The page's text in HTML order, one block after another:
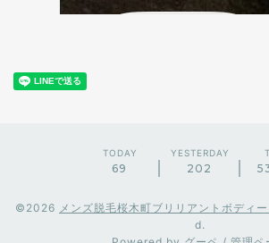
TODAY
69
YESTERDAY
202
©2026 メンズ脱毛桜木町ブリリアントボディー
d.